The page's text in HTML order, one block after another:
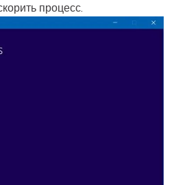
процесс.